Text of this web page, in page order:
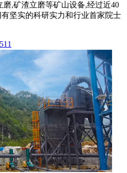
磨,矿渣立磨等矿山设备,经过近40
坚实的科研实力和行业首家院士